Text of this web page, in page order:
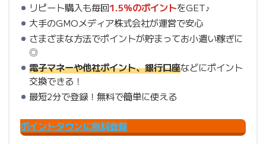
リピート購入も毎回1.5％のポイントをGET♪
大手のGMOメディア株式会社が運営で安心
さまざまな方法でポイントが貯まってお小遣い稼ぎに
◎
電子マネーや他社ポイント、銀行口座などにポイント
交換できる！
最短2分で登録！無料で簡単に使える
ポイントタウンに無料登録